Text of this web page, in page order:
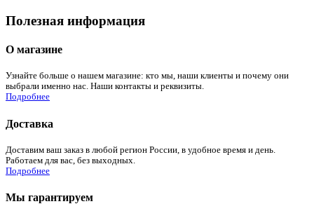
Полезная информация
О магазине
Узнайте больше о нашем магазине: кто мы, наши клиенты и почему они
выбрали именно нас. Наши контакты и реквизиты.
Подробнее
Доставка
Доставим ваш заказ в любой регион России, в удобное время и день.
Работаем для вас, без выходных.
Подробнее
Мы гарантируем